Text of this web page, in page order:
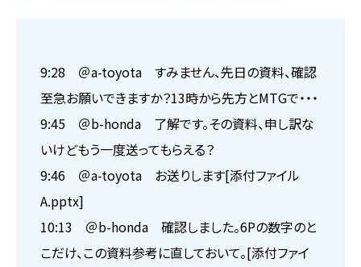
9:28 ＠a-toyota すみません、先日の資料、確認
至急お願いできますか？13時から先方とMTGで・・・
9:45 ＠b-honda 了解です。その資料、申し訳な
いけどもう一度送ってもらえる？
9:46 ＠a-toyota お送りします[添付ファイル
A.pptx]
10:13 ＠b-honda 確認しました。6Pの数字のと
こだけ、この資料参考に直しておいて。[添付ファイ